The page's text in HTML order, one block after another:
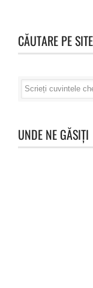
CĂUTARE PE SITE
UNDE NE GĂSIȚI